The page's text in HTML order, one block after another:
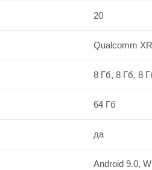
20
Qualcomm
8 Гб, 8 Гб, 8
64 Гб
да
Android 9.0,